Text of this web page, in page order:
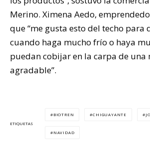
Merino. Ximena Aedo,
que “me gusta esto del techo para
cuando haga mucho frío o haya
puedan cobijar en la carpa de una
agradable”.
ETIQUETAS
BIOTREN CHIGUAYANTE
NAVIDAD